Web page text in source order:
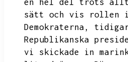
en hel del trots
sätt och vis rollen i
Demokraterna,
Republikanska
vi skickade in